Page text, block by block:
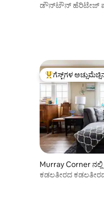
ಡೌನ್‌ಟೌನ್ ಹೆರಿಟೇಜ್
ಗೆಸ್ಟ್‌ಗಳಿಗೆ ಅತಿ ಹೆಚ್ಚು
ಗೆಸ್ಟ್‌ಗಳ
Murray Corner
ಕಡಲತೀರದ